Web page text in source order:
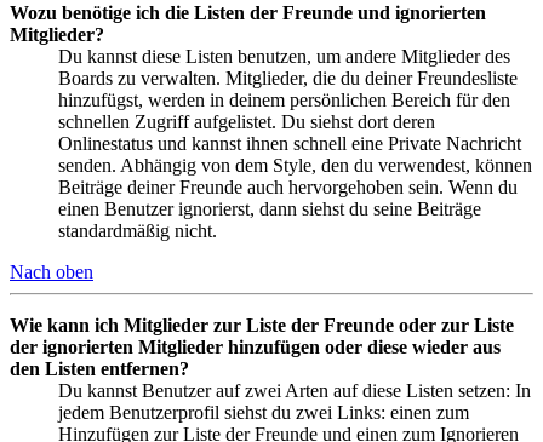
Wozu benötige ich die Listen der Freunde und ignorierten
Mitglieder?
Du kannst diese Listen benutzen, um andere Mitglieder des
Boards zu verwalten. Mitglieder, die du deiner Freundesliste
hinzufügst, werden in deinem persönlichen Bereich für den
schnellen Zugriff aufgelistet. Du siehst dort deren
Onlinestatus und kannst ihnen schnell eine Private Nachricht
senden. Abhängig von dem Style, den du verwendest, können
Beiträge deiner Freunde auch hervorgehoben sein. Wenn du
einen Benutzer ignorierst, dann siehst du seine Beiträge
standardmäßig nicht.
Nach oben
Wie kann ich Mitglieder zur Liste der Freunde oder zur Liste
der ignorierten Mitglieder hinzufügen oder diese wieder aus
den Listen entfernen?
Du kannst Benutzer auf zwei Arten auf diese Listen setzen: In
jedem Benutzerprofil siehst du zwei Links: einen zum
Hinzufügen zur Liste der Freunde und einen zum Ignorieren